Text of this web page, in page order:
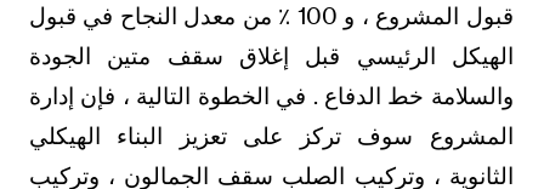
قبول المشروع ، و 100 ٪ من معدل النجاح في قبول
الهيكل الرئيسي قبل إغلاق سقف متين الجودة
والسلامة خط الدفاع . في الخطوة التالية ، فإن إدارة
المشروع سوف تركز على تعزيز البناء الهيكلي
الثانوية ، وتركيب الصلب سقف الجمالون ، وتركيب